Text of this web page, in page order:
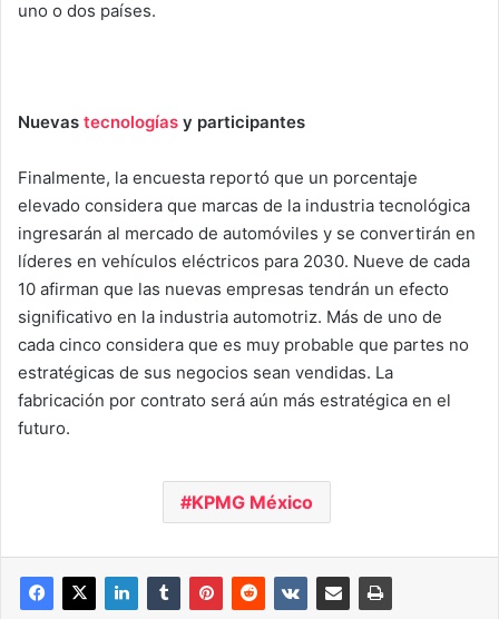
uno o dos países.
Nuevas tecnologías y participantes
Finalmente, la encuesta reportó que un porcentaje
elevado considera que marcas de la industria tecnológica
ingresarán al mercado de automóviles y se convertirán en
líderes en vehículos eléctricos para 2030. Nueve de cada
10 afirman que las nuevas empresas tendrán un efecto
significativo en la industria automotriz. Más de uno de
cada cinco considera que es muy probable que partes no
estratégicas de sus negocios sean vendidas. La
fabricación por contrato será aún más estratégica en el
futuro.
KPMG México